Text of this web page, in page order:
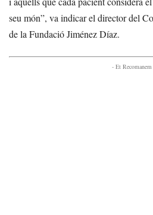
seu món”, va indicar el director del
de la Fundació Jiménez Díaz.
- Et Recomanem